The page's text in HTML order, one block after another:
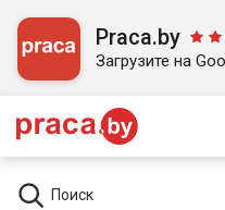
Praca.by
Загрузите на
Поиск